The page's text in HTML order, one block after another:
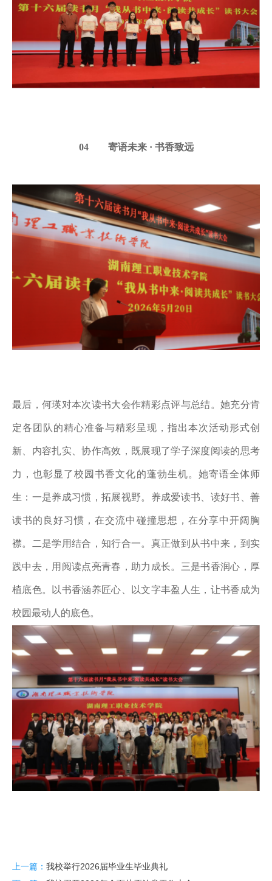
04 寄语未来 · 书香致远
最后，何瑛对本次读书大会作精彩点评与总结。她充分肯
定各团队的精心准备与精彩呈现，指出本次活动形式创
新、内容扎实、协作高效，既展现了学子深度阅读的思考
力，也彰显了校园书香文化的蓬勃生机。她寄语全体师
生：一是养成习惯，拓展视野。养成爱读书、读好书、善
读书的良好习惯，在交流中碰撞思想，在分享中开阔胸
襟。二是学用结合，知行合一。真正做到从书中来，到实
践中去，用阅读点亮青春，助力成长。三是书香润心，厚
植底色。以书香涵养匠心、以文字丰盈人生，让书香成为
校园最动人的底色。
上一篇： 我校举行2026届毕业生毕业典礼